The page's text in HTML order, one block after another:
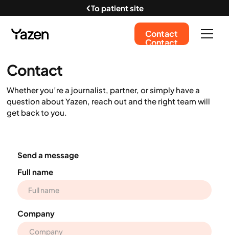
To patient site
Contact
Contact
Contact
Whether you’re a journalist, partner, or simply have a
question about Yazen, reach out and the right team will
get back to you.
Send a message
Full name
Company